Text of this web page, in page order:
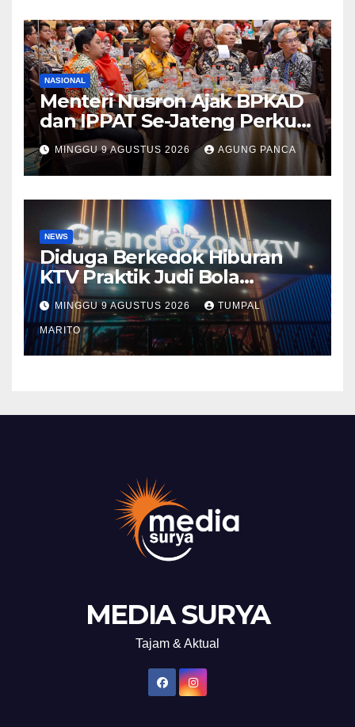
NASIONAL
Menteri Nusron Ajak BPKAD
dan IPPAT Se-Jateng Perkuat
Sinergi Wujudkan
Transformasi Layanan
Pertanahan
MINGGU 9 AGUSTUS 2026 AGUNG PANCA
NEWS
Diduga Berkedok Hiburan
KTV Praktik Judi Bola
Pimpong Beroperasi Terbuka
Disungai Panas Kapolda
Tutup mata Tempat Hiburan
DiBatam
MINGGU 9 AGUSTUS 2026 TUMPAL
MARITO
MEDIA SURYA
Tajam & Aktual